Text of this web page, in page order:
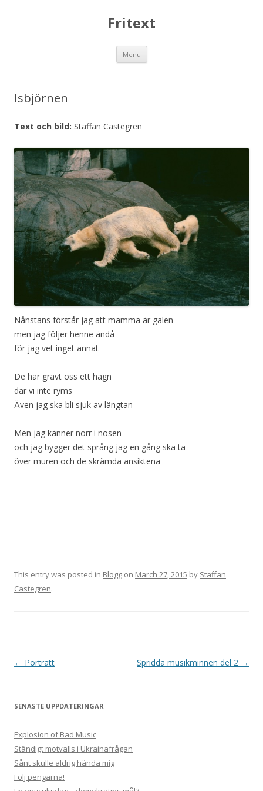
Fritext
Menu Skip
content
Isbjörnen
Text och bild: Staffan Castegren
Nånstans förstår jag att mamma är galen
men jag följer henne ändå
för jag vet inget annat
De har grävt oss ett hägn
där vi inte ryms
Även jag ska bli sjuk av längtan
Men jag känner norr i nosen
och jag bygger det språng jag en gång ska ta
över muren och de skrämda ansiktena
This entry was posted in Blogg on March 27, 2015 by Staffan
Castegren.
Post
← Porträtt Spridda musikminnen del 2 →
SENASTE UPPDATERINGAR
Explosion of Bad Music
Ständigt motvalls i Ukrainafrågan
Sånt skulle aldrig hända mig
Följ pengarna!